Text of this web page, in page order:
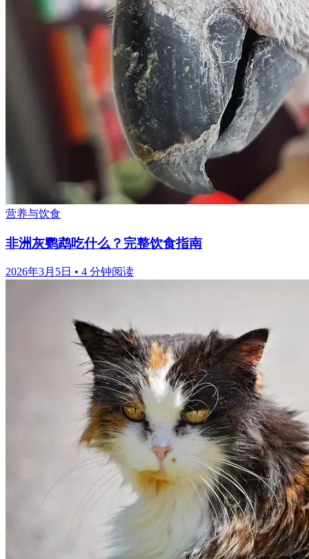
营养与饮食
非洲灰鹦鹉吃什么？完整饮食指南
2026年3月5日 • 4 分钟阅读